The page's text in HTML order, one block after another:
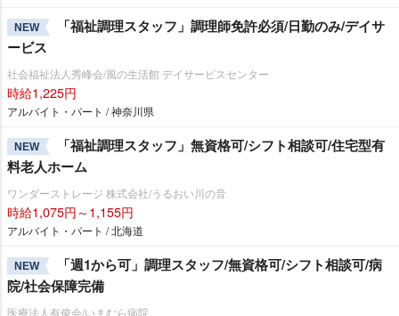
NEW
「福祉調理スタッフ」調理師免許必須/日勤のみ/デイサ
ービス
社会福祉法人秀峰会/風の生活館 デイサービスセンター
時給1,225円
アルバイト・パート / 神奈川県
NEW
「福祉調理スタッフ」無資格可/シフト相談可/住宅型有
料老人ホーム
ワンダーストレージ 株式会社/うるおい川の音
時給1,075円～1,155円
アルバイト・パート / 北海道
NEW
「週1から可」調理スタッフ/無資格可/シフト相談可/病
院/社会保障完備
医療法人有俊会/いまむら病院